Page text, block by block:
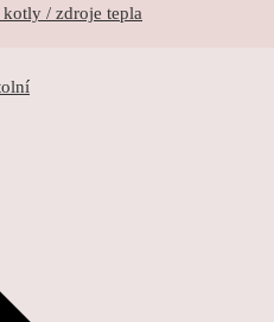
/ zdroje tepla